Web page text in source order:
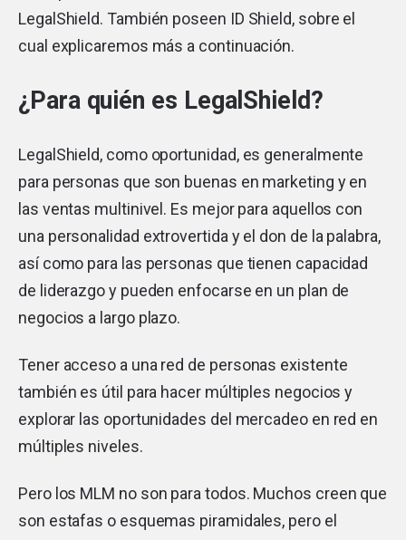
LegalShield. También poseen ID Shield, sobre el
cual explicaremos más a continuación.
¿Para quién es LegalShield?
LegalShield, como oportunidad, es generalmente
para personas que son buenas en marketing y en
las ventas multinivel. Es mejor para aquellos con
una personalidad extrovertida y el don de la palabra,
así como para las personas que tienen capacidad
de liderazgo y pueden enfocarse en un plan de
negocios a largo plazo.
Tener acceso a una red de personas existente
también es útil para hacer múltiples negocios y
explorar las oportunidades del mercadeo en red en
múltiples niveles.
Pero los MLM no son para todos. Muchos creen que
son estafas o esquemas piramidales, pero el